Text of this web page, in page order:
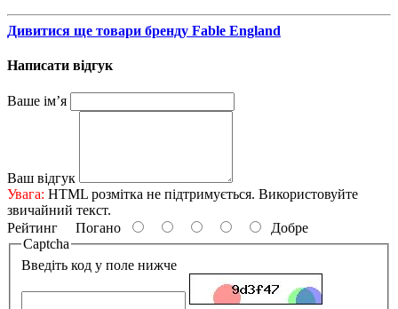
Дивитися ще товари бренду Fable England
Написати відгук
Ваше ім’я
Ваш відгук
Увага: HTML розмітка не підтримується. Використовуйте
звичайний текст.
Рейтинг Погано
Добре
Captcha
Введіть код у поле нижче